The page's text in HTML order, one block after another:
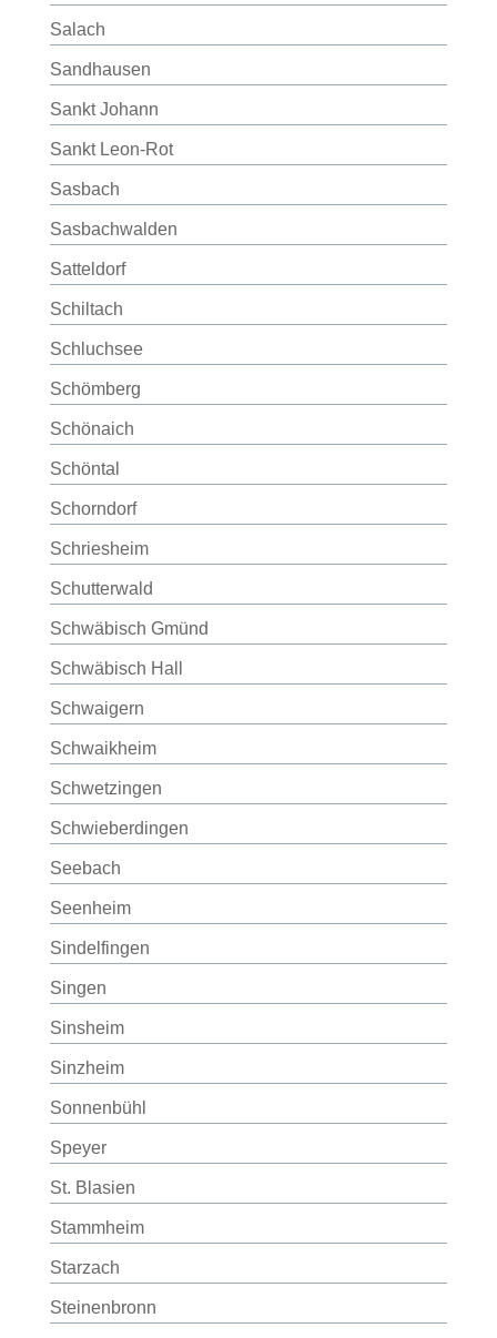
Salach
Sandhausen
Sankt Johann
Sankt Leon-Rot
Sasbach
Sasbachwalden
Satteldorf
Schiltach
Schluchsee
Schömberg
Schönaich
Schöntal
Schorndorf
Schriesheim
Schutterwald
Schwäbisch Gmünd
Schwäbisch Hall
Schwaigern
Schwaikheim
Schwetzingen
Schwieberdingen
Seebach
Seenheim
Sindelfingen
Singen
Sinsheim
Sinzheim
Sonnenbühl
Speyer
St. Blasien
Stammheim
Starzach
Steinenbronn